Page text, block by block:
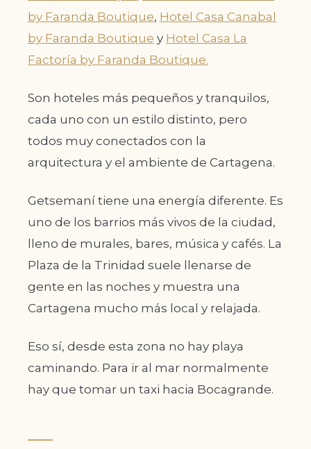
by Faranda Boutique, Hotel Casa Canabal
by Faranda Boutique y Hotel Casa La
Factoría by Faranda Boutique.
Son hoteles más pequeños y tranquilos,
cada uno con un estilo distinto, pero
todos muy conectados con la
arquitectura y el ambiente de Cartagena.
Getsemaní tiene una energía diferente. Es
uno de los barrios más vivos de la ciudad,
lleno de murales, bares, música y cafés. La
Plaza de la Trinidad suele llenarse de
gente en las noches y muestra una
Cartagena mucho más local y relajada.
Eso sí, desde esta zona no hay playa
caminando. Para ir al mar normalmente
hay que tomar un taxi hacia Bocagrande.